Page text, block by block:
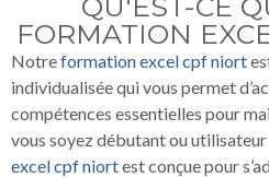
FORMATION
Notreformation excel cpf niort
individualisée qui vous permet
compétences essentielles pour
vous soyez débutant ou
excel cpf niortest conçue pour